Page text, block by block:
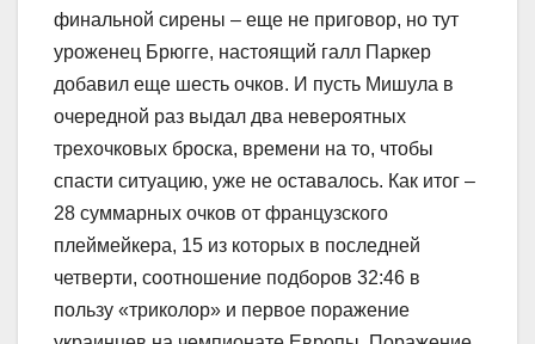
финальной сирены – еще не приговор, но тут
уроженец Брюгге, настоящий галл Паркер
добавил еще шесть очков. И пусть Мишула в
очередной раз выдал два невероятных
трехочковых броска, времени на то, чтобы
спасти ситуацию, уже не оставалось. Как итог –
28 суммарных очков от французского
плеймейкера, 15 из которых в последней
четверти, соотношение подборов 32:46 в
пользу «триколор» и первое поражение